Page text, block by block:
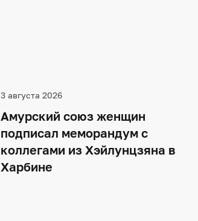
3 августа 2026
Амурский союз женщин
подписал меморандум с
коллегами из Хэйлунцзяна в
Харбине